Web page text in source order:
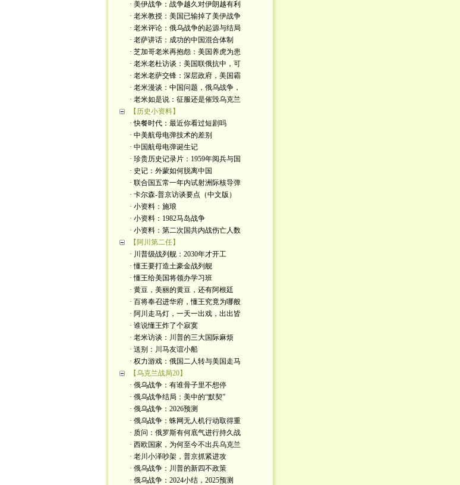
· 美伊战争：战争越久对伊朗越有利
· 老米教授：美国已输掉了美伊战争
· 老米评论：俄乌战争的起源与结局
· 老萨讲话：成功的中国混合体制
· 芝加哥老米再抱怨：美国养虎为患
· 老米老杜访谈：美国联俄抗中，可
· 老米老萨交锋：深层政府，美国霸
· 老米漫谈：中国问题，俄乌战争，
· 老米如是说：征服还是催毁乌克兰
【历史小资料】
· 快餐时代：最近你看过短剧吗
· 中美航母电弹技术的差别
· 中国航母电弹诞生记
· 珍贵历史记录片：1959年阅兵与国
· 史记：外蒙如何脱离中国
· 联合国五常一年内试射洲际核导弹
· 卡尔森-普京访谈要点（中文版）
· 小资料：施琅
· 小资料：1982马岛战争
· 小资料：第二次国共内战伤亡人数
【阿川第二任】
· 川普级战列舰：2030年才开工
· 懂王要打造土豪金战列舰
· 懂王给美国将领办学习班
· 黄豆，美丽的黄豆，还有阿根廷
· 百将奉召进华府，懂王究竟为哪般
· 阿川走马灯，一天一出戏，出出皆
· 谁说懂王炸了个寂寞
· 老米访谈：川普的三大国际麻烦
· 送别：川马友谊小船
· 权力游戏：俄国二人转与美国走马
【乌克兰战局20】
· 俄乌战争：有谁骨子里不想停
· 俄乌战争结局：美中的“默契”
· 俄乌战争：2026预测
· 俄乌战争：蛛网无人机行动取得重
· 质问：俄罗斯有何底气进行持久战
· 西欧国家，为何至今不出兵乌克兰
· 老川小泽吵架，普京抓紧进攻
· 俄乌战争：川普的新四不政策
· 俄乌战争：2024小结，2025预测